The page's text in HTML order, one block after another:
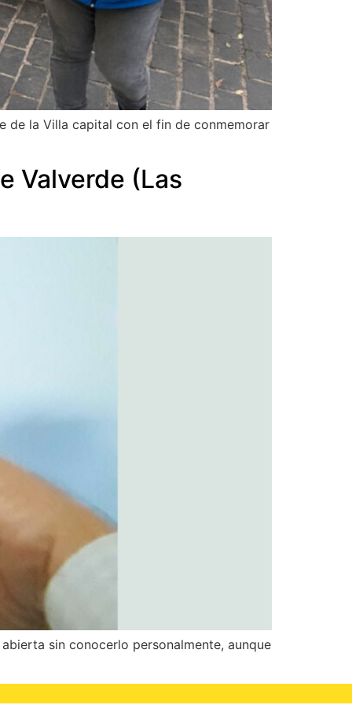
de la Villa capital con el fin de conmemorar
Valverde (Las
sin conocerlo personalmente, aunque